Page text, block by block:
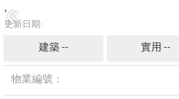
,
更新日期:
建築 -- 實用 --
物業編號：